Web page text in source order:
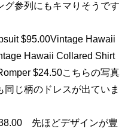
グ参列にもキマりそうです
$95.00Vintage Hawaii
Hawaii Collared Shirt
$24.50こちらの写真
じ柄のドレスが出ていま
先ほどデザインが豊